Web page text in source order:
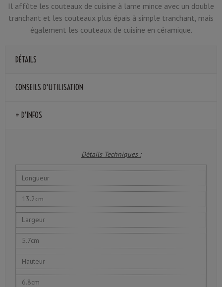
Il affûte les couteaux de cuisine à lame mince avec un double
tranchant et les couteaux plus épais à simple tranchant, mais
également les couteaux de cuisine en céramique.
DÉTAILS
CONSEILS D'UTILISATION
+ D'INFOS
Détails Techniques :
Longueur
13.2cm
Largeur
5.7cm
Hauteur
6.8cm